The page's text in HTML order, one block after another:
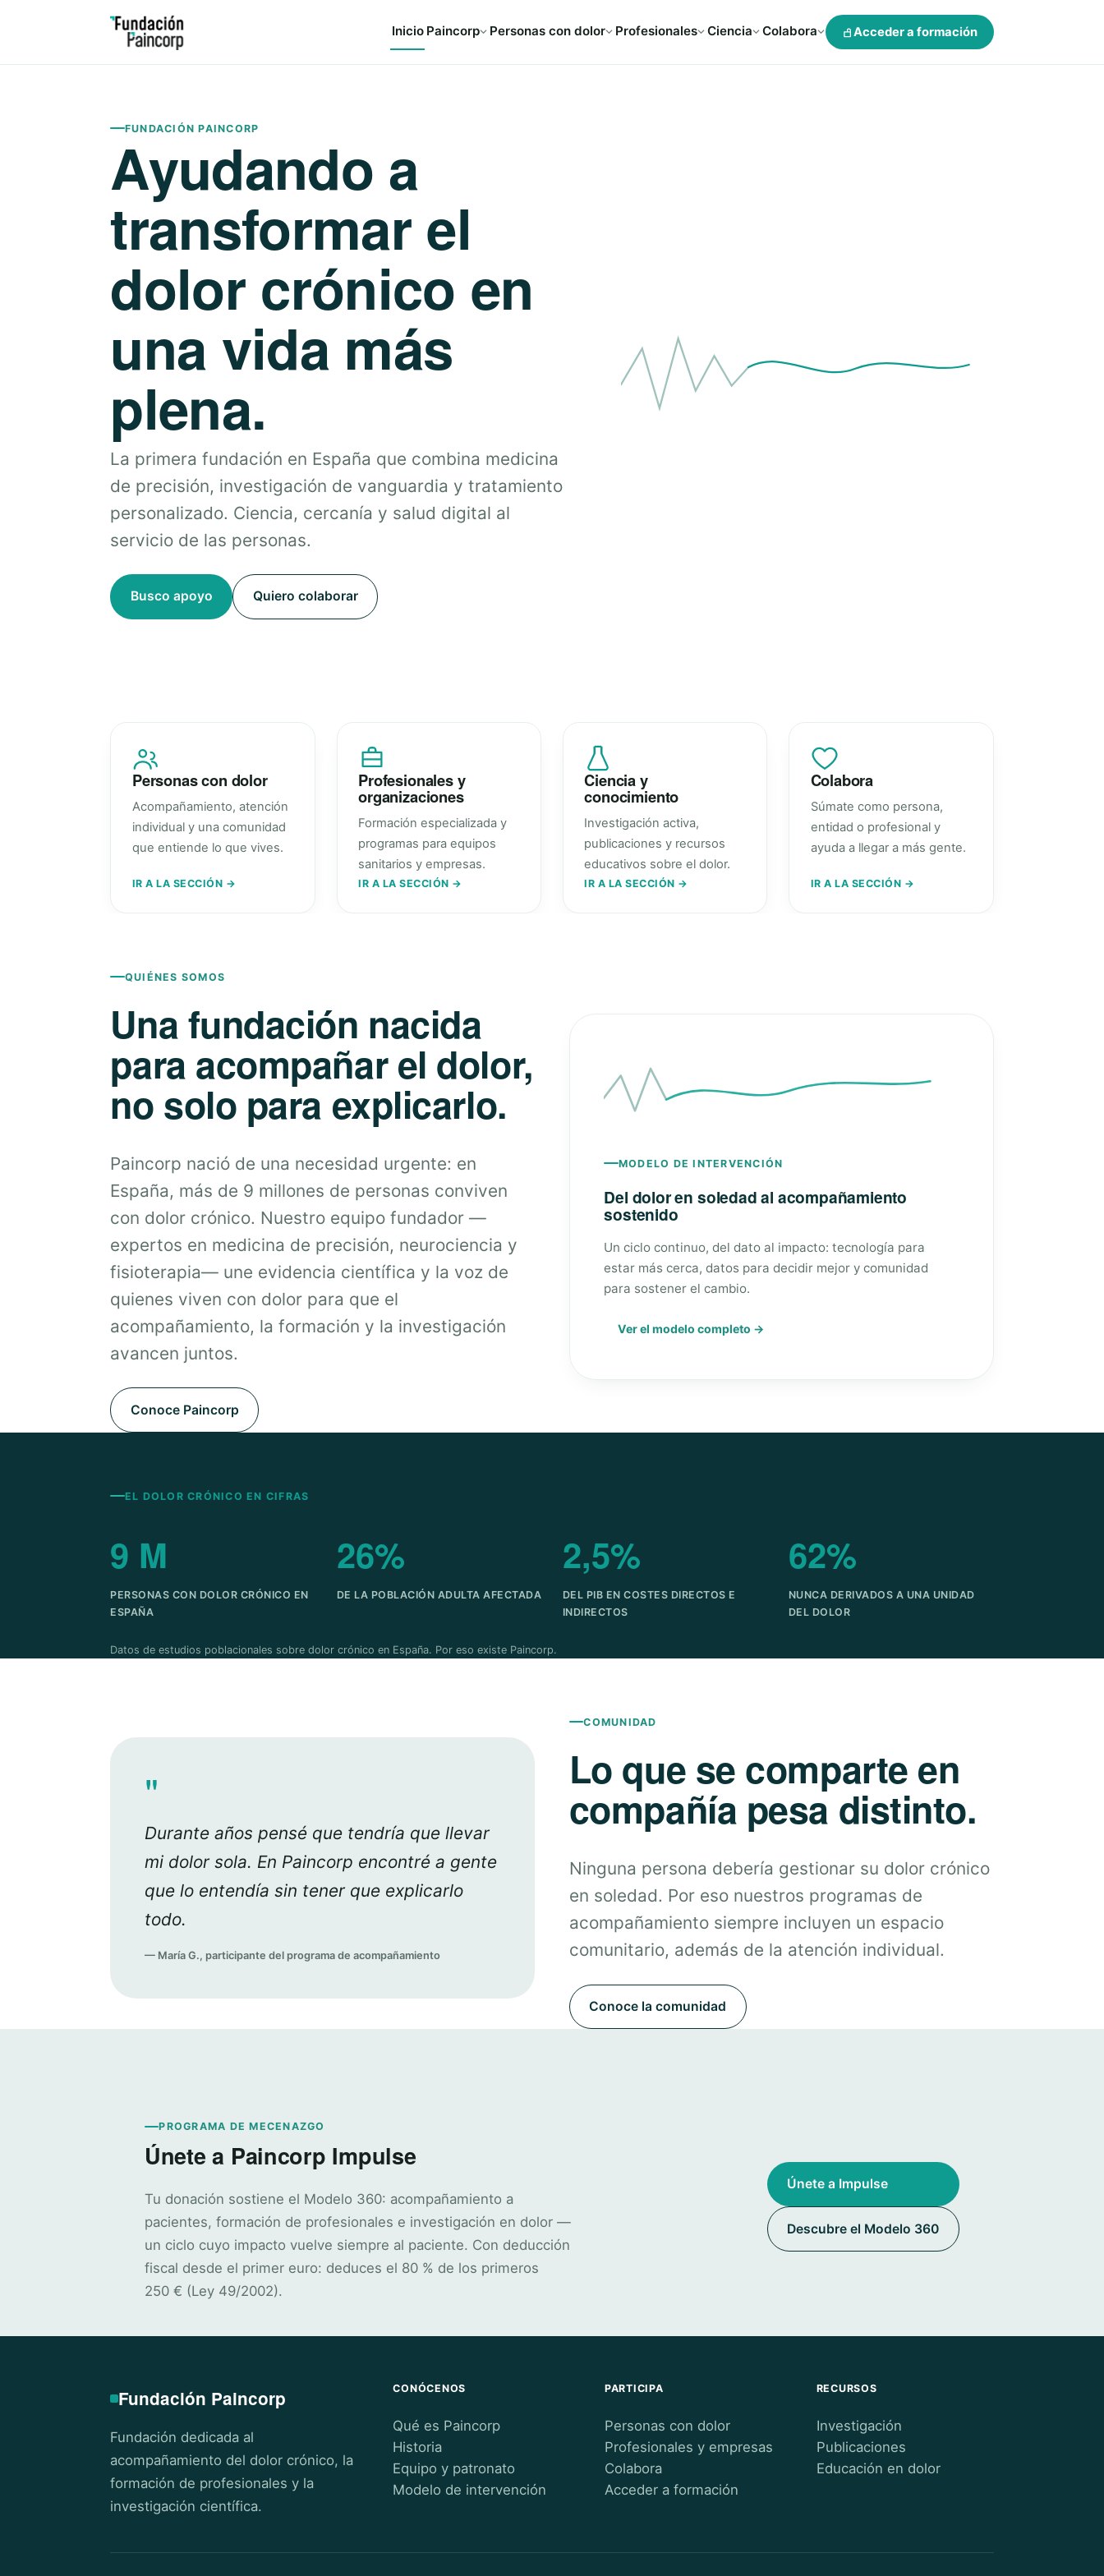
Inicio Paincorp Personas con dolor Profesionales Ciencia Colabora Acceder a formación
FUNDACIÓN PAINCORP
Ayudando a
transformar el
dolor crónico en
una vida más
plena.
La primera fundación en España que combina medicina
de precisión, investigación de vanguardia y tratamiento
personalizado. Ciencia, cercanía y salud digital al
servicio de las personas.
Busco apoyo Quiero colaborar
Personas con dolor
Acompañamiento, atención
individual y una comunidad
que entiende lo que vives.
IR A LA SECCIÓN →
Profesionales y
organizaciones
Formación especializada y
programas para equipos
sanitarios y empresas.
IR A LA SECCIÓN →
Ciencia y
conocimiento
Investigación activa,
publicaciones y recursos
educativos sobre el dolor.
IR A LA SECCIÓN →
Colabora
Súmate como persona,
entidad o profesional y
ayuda a llegar a más gente.
IR A LA SECCIÓN →
QUIÉNES SOMOS
Una fundación nacida
para acompañar el dolor,
no solo para explicarlo.
Paincorp nació de una necesidad urgente: en
España, más de 9 millones de personas conviven
con dolor crónico. Nuestro equipo fundador —
expertos en medicina de precisión, neurociencia y
fisioterapia— une evidencia científica y la voz de
quienes viven con dolor para que el
acompañamiento, la formación y la investigación
avancen juntos.
Conoce Paincorp
MODELO DE INTERVENCIÓN
Del dolor en soledad al acompañamiento
sostenido
Un ciclo continuo, del dato al impacto: tecnología para
estar más cerca, datos para decidir mejor y comunidad
para sostener el cambio.
Ver el modelo completo →
EL DOLOR CRÓNICO EN CIFRAS
9 M
PERSONAS CON DOLOR CRÓNICO EN
ESPAÑA
26%
DE LA POBLACIÓN ADULTA AFECTADA
2,5%
DEL PIB EN COSTES DIRECTOS E
INDIRECTOS
62%
NUNCA DERIVADOS A UNA UNIDAD
DEL DOLOR
Datos de estudios poblacionales sobre dolor crónico en España. Por eso existe Paincorp.
"
Durante años pensé que tendría que llevar
mi dolor sola. En Paincorp encontré a gente
que lo entendía sin tener que explicarlo
todo.
— María G., participante del programa de acompañamiento
COMUNIDAD
Lo que se comparte en
compañía pesa distinto.
Ninguna persona debería gestionar su dolor crónico
en soledad. Por eso nuestros programas de
acompañamiento siempre incluyen un espacio
comunitario, además de la atención individual.
Conoce la comunidad
PROGRAMA DE MECENAZGO
Únete a Paincorp Impulse
Tu donación sostiene el Modelo 360: acompañamiento a
pacientes, formación de profesionales e investigación en dolor —
un ciclo cuyo impacto vuelve siempre al paciente. Con deducción
fiscal desde el primer euro: deduces el 80 % de los primeros
250 € (Ley 49/2002).
Únete a Impulse
Descubre el Modelo 360
Fundación Paincorp
Fundación dedicada al
acompañamiento del dolor crónico, la
formación de profesionales y la
investigación científica.
CONÓCENOS
Qué es Paincorp
Historia
Equipo y patronato
Modelo de intervención
PARTICIPA
Personas con dolor
Profesionales y empresas
Colabora
Acceder a formación
RECURSOS
Investigación
Publicaciones
Educación en dolor